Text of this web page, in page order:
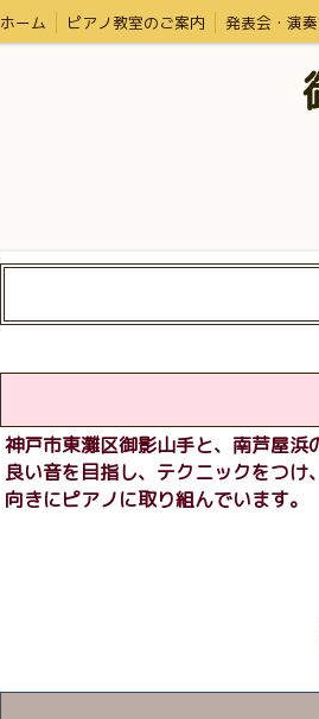
ホーム ピアノ教室のご案内
神戸市東灘区御影山手と、南芦屋浜
良い音を目指し、テクニックをつ
向きにピアノに取り組んでいます。